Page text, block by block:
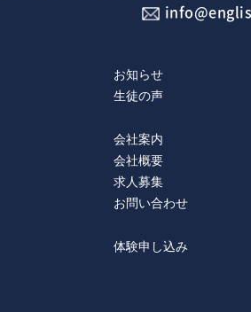
お知らせ
生徒の声
会社案内
会社概要
求人募集
お問い合わせ
体験申し込み